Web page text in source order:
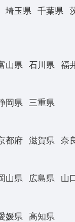
埼玉県 千葉県
山県 石川県 福
岡県 三重県
都府 滋賀県 奈
山県 広島県 山
媛県 高知県